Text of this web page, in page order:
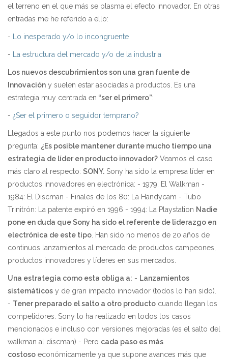
el terreno en el que más se plasma el efecto innovador. En otras
entradas me he referido a ello:
- Lo inesperado y/o lo incongruente
- La estructura del mercado y/o de la industria
Los nuevos descubrimientos son una gran fuente de
Innovación y suelen estar asociadas a productos. Es una
estrategia muy centrada en “ser el primero”:
- ¿Ser el primero o seguidor temprano?
Llegados a este punto nos podemos hacer la siguiente
pregunta: ¿Es posible mantener durante mucho tiempo una
estrategia de líder en producto innovador? Veamos el caso
más claro al respecto: SONY. Sony ha sido la empresa líder en
productos innovadores en electrónica: - 1979: El Walkman -
1984: El Discman - Finales de los 80: La Handycam - Tubo
Trinitrón: La patente expiró en 1996 - 1994: La Playstation Nadie
pone en duda que Sony ha sido el referente de liderazgo en
electrónica de este tipo . Han sido no menos de 20 años de
continuos lanzamientos al mercado de productos campeones,
productos innovadores y líderes en sus mercados.
Una estrategia como esta obliga a: - Lanzamientos
sistemáticos y de gran impacto innovador (todos lo han sido).
- Tener preparado el salto a otro producto cuando llegan los
competidores. Sony lo ha realizado en todos los casos
mencionados e incluso con versiones mejoradas (es el salto del
walkman al discman) - Pero cada paso es más
costoso económicamente ya que supone avances más que